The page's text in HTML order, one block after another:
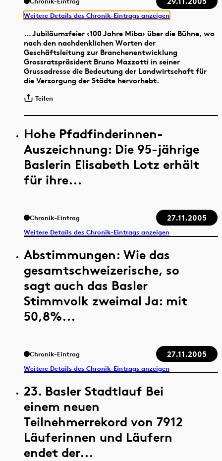
Weitere Details des Chronik-Eintrags anzeigen
… Jubiläumsfeier ‹100 Jahre Miba› über die Bühne, wo
nach den nachdenklichen Worten der
Geschäftsleitung zur Branchenentwicklung
Grossratspräsident Bruno Mazzotti in seiner
Grussadresse die Bedeutung der Landwirtschaft für
die Versorgung der Städte hervorhebt.
Teilen
Hohe Pfadfinderinnen-
Auszeichnung: Die 95-jährige
Baslerin Elisabeth Lotz erhält
für ihre...
Chronik-Eintrag 27.11.2005
Weitere Details des Chronik-Eintrags anzeigen
Abstimmungen: Wie das
gesamtschweizerische, so
sagt auch das Basler
Stimmvolk zweimal Ja: mit
50,8%...
Chronik-Eintrag 27.11.2005
Weitere Details des Chronik-Eintrags anzeigen
23. Basler Stadtlauf Bei
einem neuen
Teilnehmerrekord von 7912
Läuferinnen und Läufern
endet der...